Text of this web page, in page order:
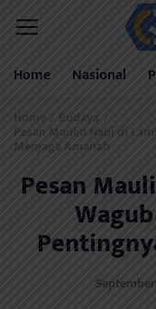
Home Nasional
Home / Budaya /
Pesan Maulid Nabi di
Menjaga Amanah
Pesan